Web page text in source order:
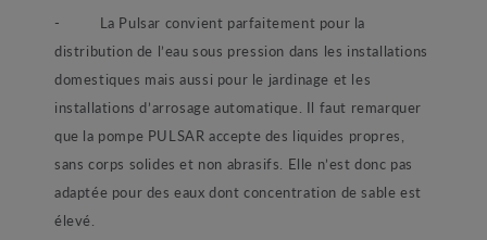
- La Pulsar convient parfaitement pour la
distribution de l’eau sous pression dans les installations
domestiques mais aussi pour le jardinage et les
installations d’arrosage automatique. Il faut remarquer
que la pompe PULSAR accepte des liquides propres,
sans corps solides et non abrasifs. Elle n’est donc pas
adaptée pour des eaux dont concentration de sable est
élevé.